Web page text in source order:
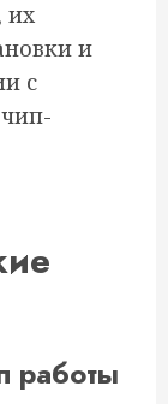
их
и
с
работы